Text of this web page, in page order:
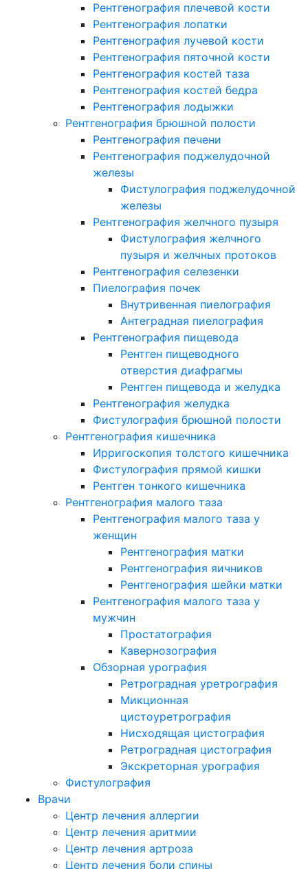
Рентгенография плечевой кости
Рентгенография лопатки
Рентгенография лучевой кости
Рентгенография пяточной кости
Рентгенография костей таза
Рентгенография костей бедра
Рентгенография лодыжки
Рентгенография брюшной полости
Рентгенография печени
Рентгенография поджелудочной
железы
Фистулография поджелудочной
железы
Рентгенография желчного пузыря
Фистулография желчного
пузыря и желчных протоков
Рентгенография селезенки
Пиелография почек
Внутривенная пиелография
Антеградная пиелография
Рентгенография пищевода
Рентген пищеводного
отверстия диафрагмы
Рентген пищевода и желудка
Рентгенография желудка
Фистулография брюшной полости
Рентгенография кишечника
Ирригоскопия толстого кишечника
Фистулография прямой кишки
Рентген тонкого кишечника
Рентгенография малого таза
Рентгенография малого таза у
женщин
Рентгенография матки
Рентгенография яичников
Рентгенография шейки матки
Рентгенография малого таза у
мужчин
Простатография
Кавернозография
Обзорная урография
Ретроградная уретрография
Микционная
цистоуретрография
Нисходящая цистография
Ретроградная цистография
Экскреторная урография
Фистулография
Врачи
Центр лечения аллергии
Центр лечения аритмии
Центр лечения артроза
Центр лечения боли спины